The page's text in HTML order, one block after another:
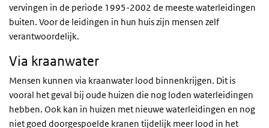
vervingen in de periode 1995-2002 de meeste waterleidingen
buiten. Voor de leidingen in hun huis zijn mensen zelf
verantwoordelijk.
Via kraanwater
Mensen kunnen via kraanwater lood binnenkrijgen. Dit is
vooral het geval bij oude huizen die nog loden waterleidingen
hebben. Ook kan in huizen met nieuwe waterleidingen en nog
niet goed doorgespoelde kranen tijdelijk meer lood in het